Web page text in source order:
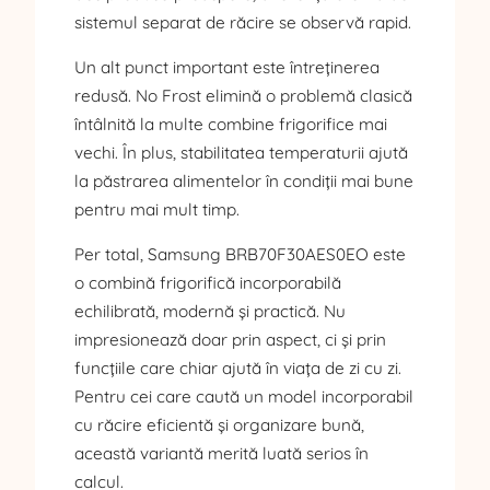
sistemul separat de răcire se observă rapid.
Un alt punct important este întreținerea
redusă. No Frost elimină o problemă clasică
întâlnită la multe combine frigorifice mai
vechi. În plus, stabilitatea temperaturii ajută
la păstrarea alimentelor în condiții mai bune
pentru mai mult timp.
Per total, Samsung BRB70F30AES0EO este
o combină frigorifică incorporabilă
echilibrată, modernă și practică. Nu
impresionează doar prin aspect, ci și prin
funcțiile care chiar ajută în viața de zi cu zi.
Pentru cei care caută un model incorporabil
cu răcire eficientă și organizare bună,
această variantă merită luată serios în
calcul.